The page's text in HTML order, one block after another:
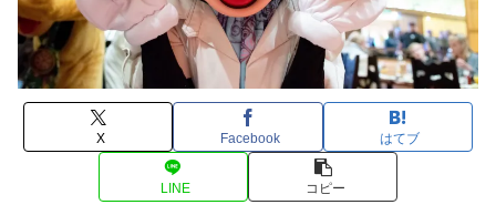
X Facebook はてブ
LINE コピー